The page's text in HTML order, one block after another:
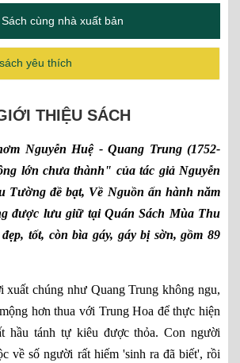
Sách cùng nhà xuất bản
yêu thích
THIỆU SÁCH
Nguyễn Huệ - Quang Trung (1752-
lớn chưa thành" của tác giả Nguyễn
Tường đề bạt, Về Nguồn ấn hành năm
được lưu giữ tại Quán Sách Mùa Thu
tốt, còn bìa gáy, gáy bị sờn, gồm 89
xuất chúng như Quang Trung không ngu,
hơn thua với Trung Hoa để thực hiện
hầu tánh tự kiêu được thỏa. Con người
về số người rất hiếm 'sinh ra đã biết', rồi